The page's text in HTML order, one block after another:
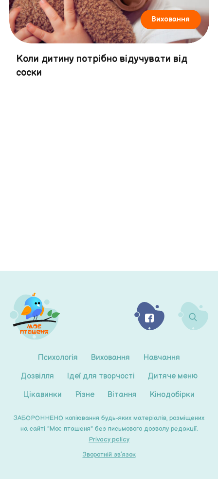
Виховання
Коли дитину потрібно відучувати від
соски
Психологія Виховання
Навчання
Дозвілля
Ідеї для творчості
Дитяче меню
Цікавинки
Різне Вітання Кінодобірки
ЗАБОРОННЕНО копіювання будь-яких матеріалів, розміщених
на сайті "Моє пташеня" без письмового дозволу редакції.
Privacy policy
Зворотній зв’язок